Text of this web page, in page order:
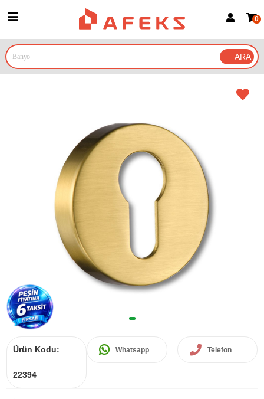
Google İle Bağlan
0
Ürün Kodu:
22394
Whatsapp Telefon